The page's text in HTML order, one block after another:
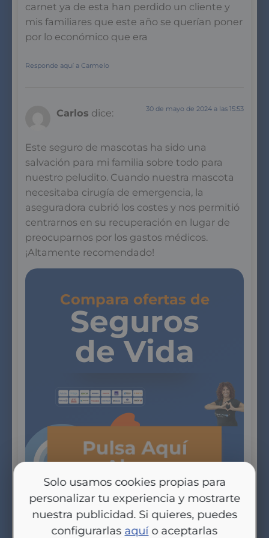
Solo usamos cookies propias para
personalizar tu experiencia y mostrarte
nuestra publicidad. Si quieres, puedes
configurarlas aquío aceptarlas
carnet ya de esta han perdido un cliente y
mis familiares que este año se querían poner
por lo económico que era
Responde aquí a Carmelo
Carlos dice: 30 de mayo de 2024 a las 15:53
Este seguro de mascotas ha sido una
salvación para mi familia sobre todo para
nuestro peludito. Cuando nuestra mascota
necesitaba cirugía de emergencia, la
aseguradora cubrió los costes y nos permitió
centrarnos en su recuperación en lugar de
preocuparnos por los gastos médicos.
¡Altamente recomendado!
Compara ofertas de
Seguros
de Vida
Pulsa Aquí
Ahora